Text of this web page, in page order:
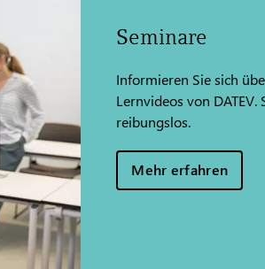
Seminare
Informieren Sie sich
Lernvideos von
reibungslos.
Mehr erfahren